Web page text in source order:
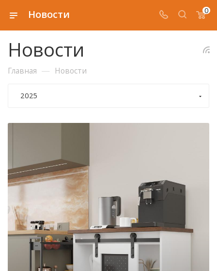
Новости 0
Новости
Главная — Новости
2025